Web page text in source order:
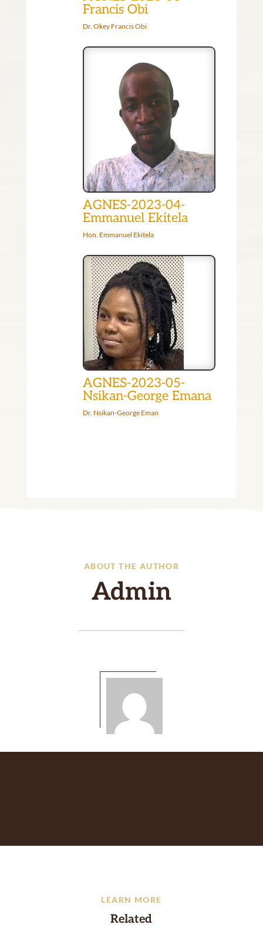
Francis Obi
Dr. Okey Francis Obi
AGNES-2023-04-
Emmanuel Ekitela
Hon. Emmanuel Ekitela
AGNES-2023-05-
Nsikan-George Emana
Dr. Nsikan-George Eman
ABOUT THE AUTHOR
Admin
LEARN MORE
Related